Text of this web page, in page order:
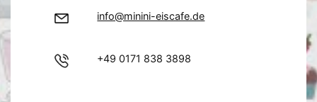
info@minini-eiscafe.de
+49 0171 838 3898